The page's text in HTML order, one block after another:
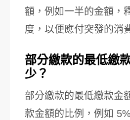
額，例如一半的金額，
度，以便應付突發的消
部分繳款的最低繳
少？
部分繳款的最低繳款金
款金額的比例，例如